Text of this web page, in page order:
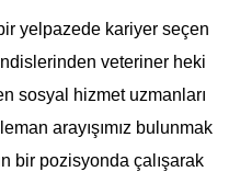
yelpazede kariyer seçen
veteriner heki
sosyal hizmet uzmanları
arayışımız bulunmak
bir pozisyonda çalışarak